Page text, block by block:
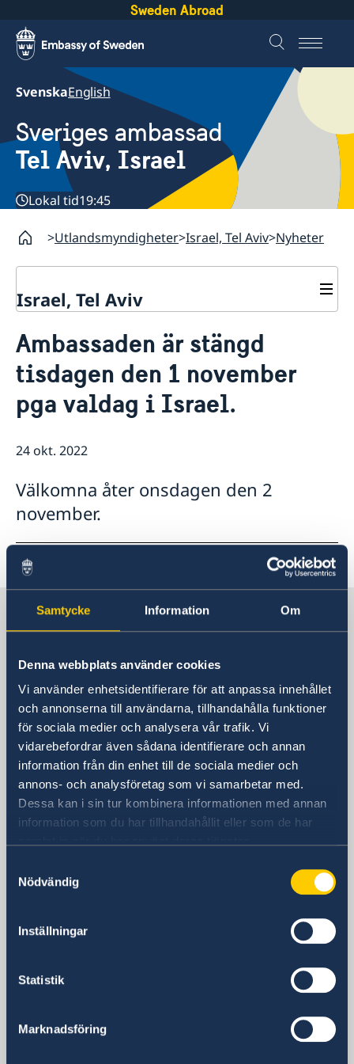
Samtycke Information Om
Denna webbplats använder cookies
Vi använder enhetsidentifierare för att anpassa innehållet
och annonserna till användarna, tillhandahålla funktioner
för sociala medier och analysera vår trafik. Vi
vidarebefordrar även sådana identifierare och annan
information från din enhet till de sociala medier och
annons- och analysföretag som vi samarbetar med.
Dessa kan i sin tur kombinera informationen med annan
information som du har tillhandahållit eller som de har
Nödvändig
Inställningar
Statistik
Marknadsföring
Sweden Abroad
SvenskaEnglish
Sveriges ambassad
Tel Aviv, Israel
Lokal tid19:45
Utlandsmyndigheter Israel, Tel Aviv Nyheter
Israel, Tel Aviv
Om ambassaden
Lediga tjänster
GDPR
Så stöttar vi svenska företag
Vi är en resurs för svenska företag
Team Sweden
Svenska företag i Israel
Nyheter
Ambassaden är stängd
tisdagen den 1 november
pga valdag i Israel.
24 okt. 2022
Välkomna åter onsdagen den 2
november.
Sverige i Israel, Tel Aviv
Sveriges ambassad
Besöksadress
Adgar 360, 24 tr.
Hashlosha Street 2
Tel Aviv
Postadress
Embassy of Sweden
P.O.B. 9393
Telefonnummer
E-postadress
ambassaden.tel-aviv@gov.se
Visum- och migrationsfrågor